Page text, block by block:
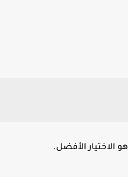
هو الاختيار الأفضل.